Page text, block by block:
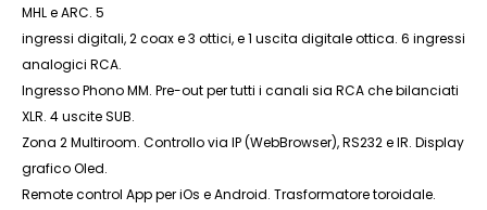
MHL e ARC. 5
ingressi digitali, 2 coax e 3 ottici, e 1 uscita digitale ottica. 6 ingressi
analogici RCA.
Ingresso Phono MM. Pre-out per tutti i canali sia RCA che bilanciati
XLR. 4 uscite SUB.
Zona 2 Multiroom. Controllo via IP (WebBrowser), RS232 e IR. Display
grafico Oled.
Remote control App per iOs e Android. Trasformatore toroidale.